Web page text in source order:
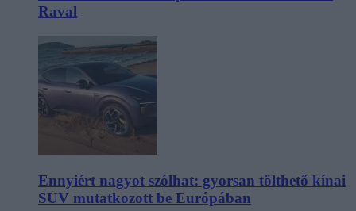
Raval
Ennyiért nagyot szólhat: gyorsan tölthető kínai
SUV mutatkozott be Európában